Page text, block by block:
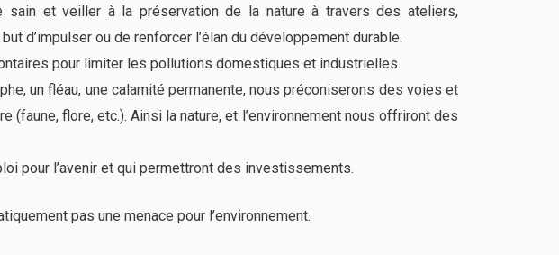
et veiller à la préservation de la nature à travers des ateliers,
d’impulser ou de renforcer l’élan du développement durable.
pour limiter les pollutions domestiques et industrielles.
un fléau, une calamité permanente, nous préconiserons des voies et
flore, etc.). Ainsi la nature, et l’environnement nous offriront des
pour l’avenir et qui permettront des investissements.
pas une menace pour l’environnement.